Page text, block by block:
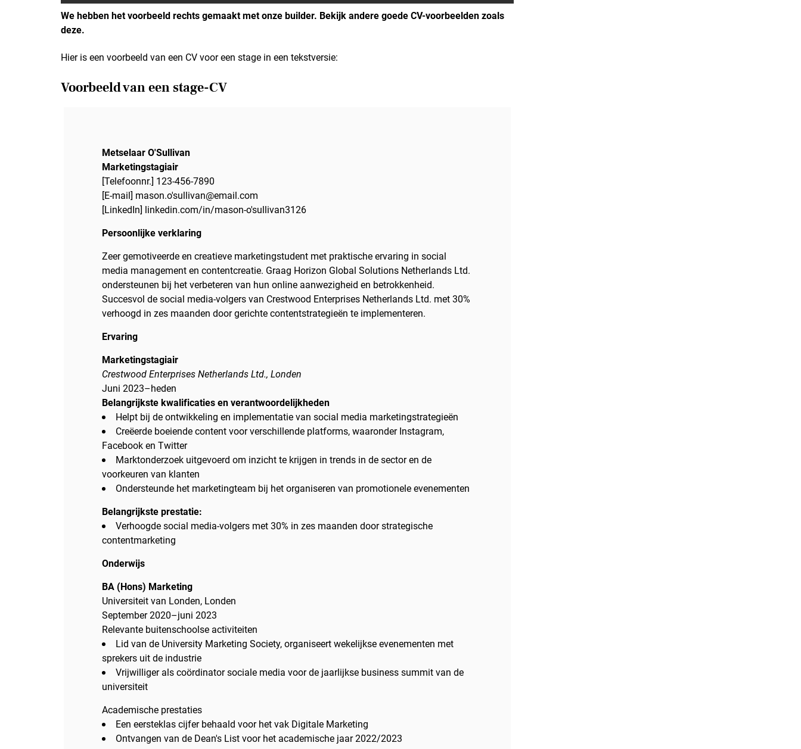
We hebben het voorbeeld rechts gemaakt met onze builder. Bekijk andere goede CV-voorbeelden zoals
deze.
Hier is een voorbeeld van een CV voor een stage in een tekstversie:
Voorbeeld van een stage-CV
Metselaar O'Sullivan
Marketingstagiair
[Telefoonnr.] 123-456-7890
[E-mail] mason.o'sullivan@email.com
[LinkedIn] linkedin.com/in/mason-o'sullivan3126
Persoonlijke verklaring
Zeer gemotiveerde en creatieve marketingstudent met praktische ervaring in social
media management en contentcreatie. Graag Horizon Global Solutions Netherlands Ltd.
ondersteunen bij het verbeteren van hun online aanwezigheid en betrokkenheid.
Succesvol de social media-volgers van Crestwood Enterprises Netherlands Ltd. met 30%
verhoogd in zes maanden door gerichte contentstrategieën te implementeren.
Ervaring
Marketingstagiair
Crestwood Enterprises Netherlands Ltd., Londen
Juni 2023–heden
Belangrijkste kwalificaties en verantwoordelijkheden
Helpt bij de ontwikkeling en implementatie van social media marketingstrategieën
Creëerde boeiende content voor verschillende platforms, waaronder Instagram,
Facebook en Twitter
Marktonderzoek uitgevoerd om inzicht te krijgen in trends in de sector en de
voorkeuren van klanten
Ondersteunde het marketingteam bij het organiseren van promotionele evenementen
Belangrijkste prestatie:
Verhoogde social media-volgers met 30% in zes maanden door strategische
contentmarketing
Onderwijs
BA (Hons) Marketing
Universiteit van Londen, Londen
September 2020–juni 2023
Relevante buitenschoolse activiteiten
Lid van de University Marketing Society, organiseert wekelijkse evenementen met
sprekers uit de industrie
Vrijwilliger als coördinator sociale media voor de jaarlijkse business summit van de
universiteit
Academische prestaties
Een eersteklas cijfer behaald voor het vak Digitale Marketing
Ontvangen van de Dean's List voor het academische jaar 2022/2023